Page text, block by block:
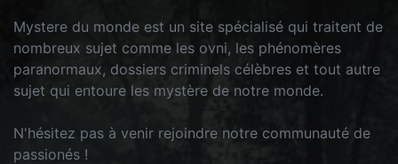
Mystere du monde est un site spécialisé qui traitent de
nombreux sujet comme les ovni, les phénomères
paranormaux, dossiers criminels célèbres et tout autre
sujet qui entoure les mystère de notre monde.
N'hésitez pas à venir rejoindre notre communauté de
passionés !